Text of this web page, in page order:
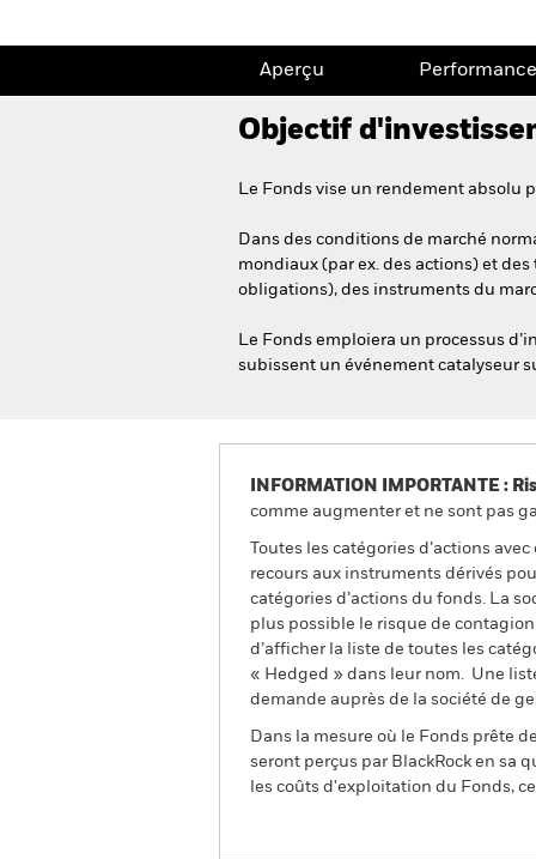
Aperçu Performance
Objectif
Le Fonds vise un rendement absolu
Dans des conditions de marché
mondiaux (par ex. des actions) et
obligations), des instruments du
Le Fonds emploiera un processus
subissent un événement catalyseur
INFORMATION IMPORTANTE :
comme augmenter et ne sont pas
Toutes les catégories d’actions
recours aux instruments dérivés
catégories d’actions du fonds. La
plus possible le risque de
d’afficher la liste de toutes les
« Hedged » dans leur nom. Une
demande auprès de la société de
Dans la mesure où le Fonds prête
seront perçus par BlackRock en sa
les coûts d'exploitation du Fonds,